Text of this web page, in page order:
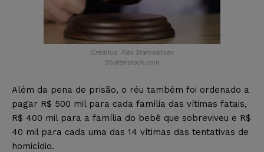
Créditos: Alex Staroseltsev
Shutterstock.com
Além da pena de prisão, o réu também foi ordenado a
pagar R$ 500 mil para cada família das vítimas fatais,
R$ 400 mil para a família do bebê que sobreviveu e R$
40 mil para cada uma das 14 vítimas das tentativas de
homicídio.